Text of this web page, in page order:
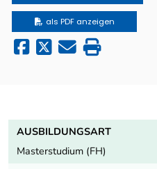
als PDF anzeigen
AUSBILDUNGSART
Masterstudium (FH)